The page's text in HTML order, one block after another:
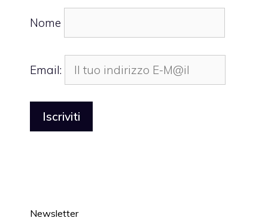
Nome
Email:
Newsletter